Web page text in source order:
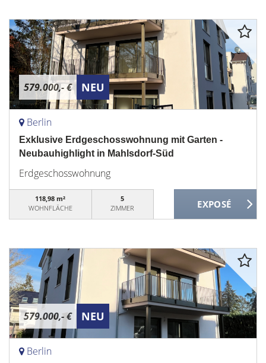
579.000,- € NEU
Berlin
Exklusive Erdgeschosswohnung mit Garten -
Neubauhighlight in Mahlsdorf-Süd
Erdgeschosswohnung
118,98 m²
WOHNFLÄCHE
5
ZIMMER
579.000,- € NEU
Berlin